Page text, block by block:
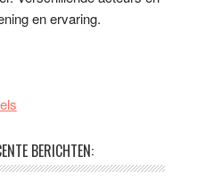
en ervaring.
BERICHTEN: